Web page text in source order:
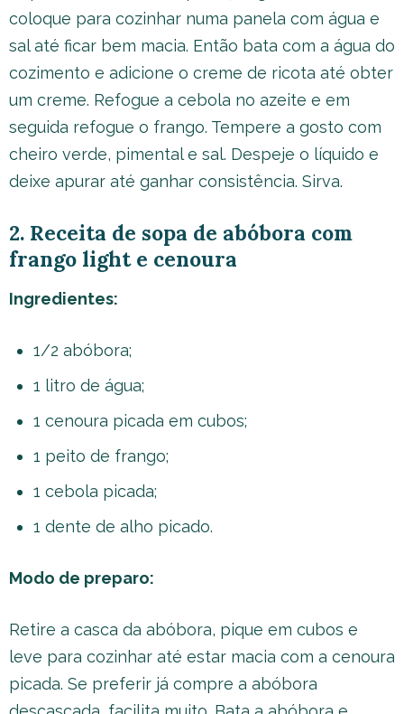
coloque para cozinhar numa panela com água e
sal até ficar bem macia. Então bata com a água do
cozimento e adicione o creme de ricota até obter
um creme. Refogue a cebola no azeite e em
seguida refogue o frango. Tempere a gosto com
cheiro verde, pimental e sal. Despeje o líquido e
deixe apurar até ganhar consistência. Sirva.
2. Receita de sopa de abóbora com
frango light e cenoura
Ingredientes:
1/2 abóbora;
1 litro de água;
1 cenoura picada em cubos;
1 peito de frango;
1 cebola picada;
1 dente de alho picado.
Modo de preparo:
Retire a casca da abóbora, pique em cubos e
leve para cozinhar até estar macia com a cenoura
picada. Se preferir já compre a abóbora